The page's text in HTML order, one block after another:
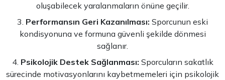
oluşabilecek yaralanmaların önüne geçilir.
Performansın Geri Kazanılması: Sporcunun eski
kondisyonuna ve formuna güvenli şekilde dönmesi
sağlanır.
Psikolojik Destek Sağlanması: Sporcuların sakatlık
sürecinde motivasyonlarını kaybetmemeleri için psikolojik